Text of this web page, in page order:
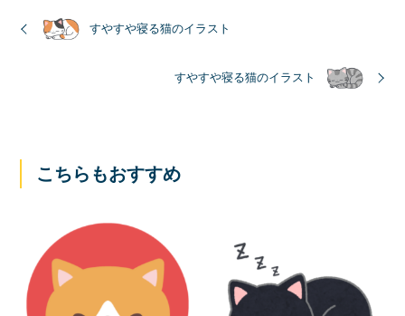
すやすや寝る猫のイラスト
すやすや寝る猫のイラスト
こちらもおすすめ